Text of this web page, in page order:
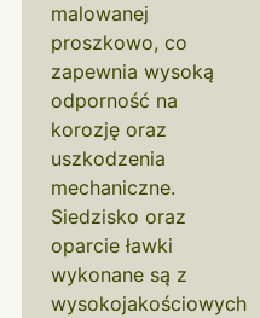
malowanej
proszkowo, co
zapewnia wysoką
odporność na
korozję oraz
uszkodzenia
mechaniczne.
Siedzisko oraz
oparcie ławki
wykonane są z
wysokojakościowych